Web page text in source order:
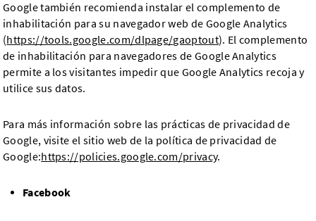
Google también recomienda instalar el complemento de
inhabilitación para su navegador web de Google Analytics
(https://tools.google.com/dlpage/gaoptout). El complemento
de inhabilitación para navegadores de Google Analytics
permite a los visitantes impedir que Google Analytics recoja y
utilice sus datos.
Para más información sobre las prácticas de privacidad de
Google, visite el sitio web de la política de privacidad de
Google:https://policies.google.com/privacy.
Facebook